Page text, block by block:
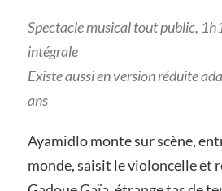
Spectacle musical tout public,
intégrale
Existe aussi en version réduite
ans
Ayamidlo monte sur scène,
monde, saisit le violoncelle et